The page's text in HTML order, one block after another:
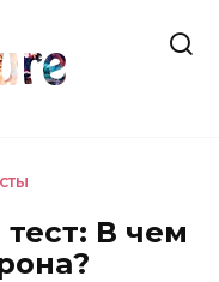
В чем